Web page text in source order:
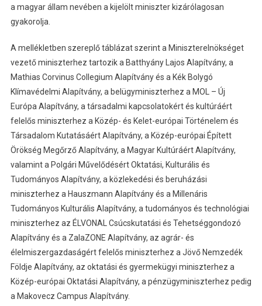
a magyar állam nevében a kijelölt miniszter kizárólagosan
gyakorolja.
A mellékletben szereplő táblázat szerint a Miniszterelnökséget
vezető miniszterhez tartozik a Batthyány Lajos Alapítvány, a
Mathias Corvinus Collegium Alapítvány és a Kék Bolygó
Klímavédelmi Alapítvány, a belügyminiszterhez a MOL – Új
Európa Alapítvány, a társadalmi kapcsolatokért és kultúráért
felelős miniszterhez a Közép- és Kelet-európai Történelem és
Társadalom Kutatásáért Alapítvány, a Közép-európai Épített
Örökség Megőrző Alapítvány, a Magyar Kultúráért Alapítvány,
valamint a Polgári Művelődésért Oktatási, Kulturális és
Tudományos Alapítvány, a közlekedési és beruházási
miniszterhez a Hauszmann Alapítvány és a Millenáris
Tudományos Kulturális Alapítvány, a tudományos és technológiai
miniszterhez az ÉLVONAL Csúcskutatási és Tehetséggondozó
Alapítvány és a ZalaZONE Alapítvány, az agrár- és
élelmiszergazdaságért felelős miniszterhez a Jövő Nemzedék
Földje Alapítvány, az oktatási és gyermekügyi miniszterhez a
Közép-európai Oktatási Alapítvány, a pénzügyminiszterhez pedig
a Makovecz Campus Alapítvány.